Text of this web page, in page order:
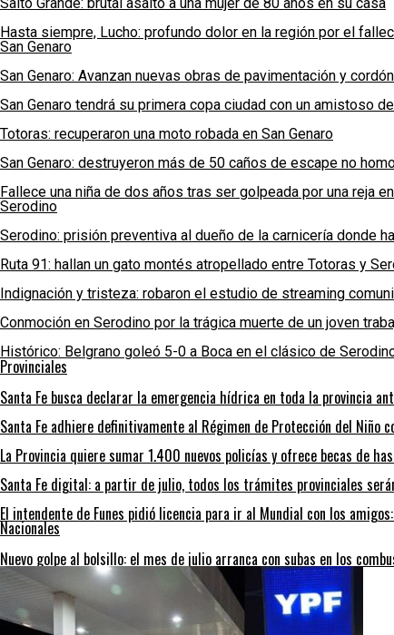
Hasta siempre, Lucho: profundo dolor en la región por el
San Genaro
San Genaro: Avanzan nuevas obras de pavimentación y
San Genaro tendrá su primera copa ciudad con un amistoso
Totoras: recuperaron una moto robada en San Genaro
San Genaro: destruyeron más de 50 caños de escape no
Fallece una niña de dos años tras ser golpeada por una reja
Serodino
Serodino: prisión preventiva al dueño de la carnicería donde
Ruta 91: hallan un gato montés atropellado entre Totoras y
Indignación y tristeza: robaron el estudio de streaming
Conmoción en Serodino por la trágica muerte de un joven
Histórico: Belgrano goleó 5-0 a Boca en el clásico de
Provinciales
Santa Fe busca declarar la emergencia hídrica en toda la provincia
Santa Fe adhiere definitivamente al Régimen de Protección del Niño
La Provincia quiere sumar 1.400 nuevos policías y ofrece becas de
Santa Fe digital: a partir de julio, todos los trámites provinciales
El intendente de Funes pidió licencia para ir al Mundial con los
Nacionales
Nuevo golpe al bolsillo: el mes de julio arranca con subas en los